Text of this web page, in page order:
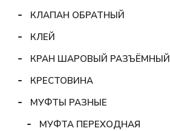
КЛАПАН ОБРАТНЫЙ
КЛЕЙ
КРАН ШАРОВЫЙ РАЗЪЁМНЫЙ
КРЕСТОВИНА
МУФТЫ РАЗНЫЕ
МУФТА ПЕРЕХОДНАЯ